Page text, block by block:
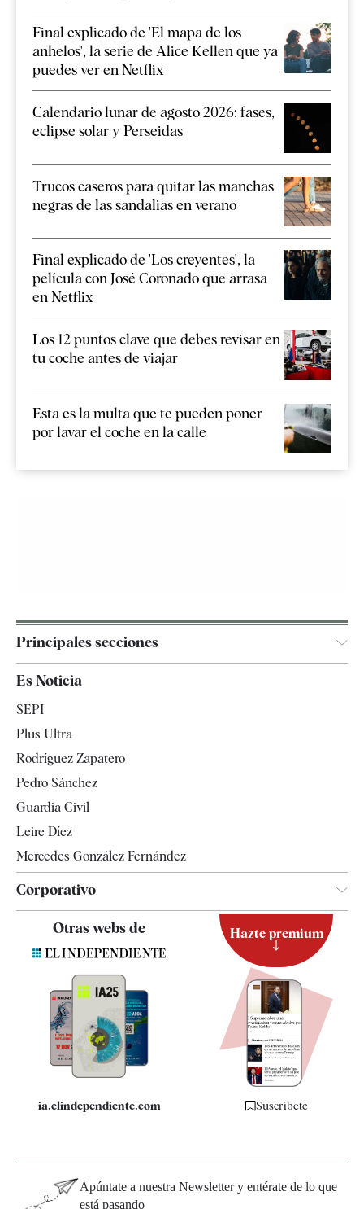
Final explicado de 'El mapa de los
anhelos', la serie de Alice Kellen que ya
puedes ver en Netflix
Calendario lunar de agosto 2026: fases,
eclipse solar y Perseidas
Trucos caseros para quitar las manchas
negras de las sandalias en verano
Final explicado de 'Los creyentes', la
película con José Coronado que arrasa
en Netflix
Los 12 puntos clave que debes revisar en
tu coche antes de viajar
Esta es la multa que te pueden poner
por lavar el coche en la calle
Principales secciones
España
Televisión
Es Noticia
SEPI
Plus Ultra
Rodríguez Zapatero
Pedro Sánchez
Guardia Civil
Leire Díez
Mercedes González Fernández
Corporativo
Contacto
Quiénes somos
Especificaciones
Otras webs de
ia.elindependiente.com
Hazte premium
Suscríbete
Apúntate a nuestra Newsletter y entérate de lo que
está pasando